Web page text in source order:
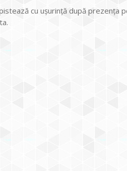
cu uşurinţă după prezenţa